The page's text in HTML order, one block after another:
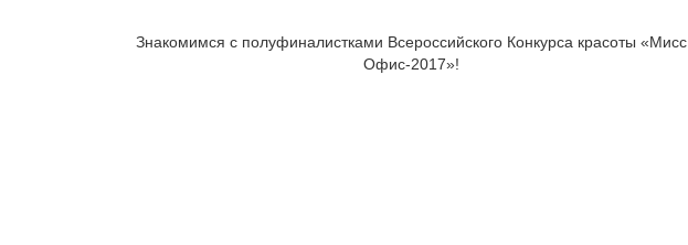
Знакомимся с полуфиналистками Всероссийского Конкурса красоты «Мисс
Офис-2017»!